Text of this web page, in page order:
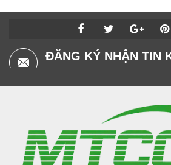
ĐĂNG KÝ NHẬN TIN